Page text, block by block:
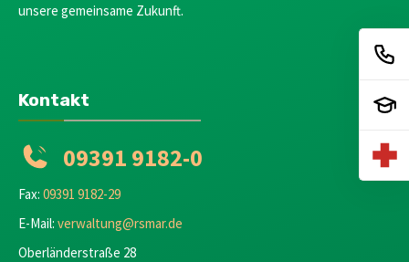
unsere gemeinsame Zukunft.
Kontakt
09391 9182-0
Fax: 09391 9182-29
E-Mail: verwaltung@rsmar.de
Oberländerstraße 28